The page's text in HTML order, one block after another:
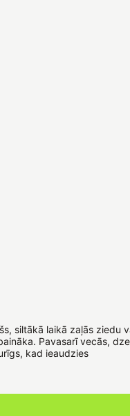
siltākā laikā zaļās
Pavasarī vecās,
kad ieaudzies